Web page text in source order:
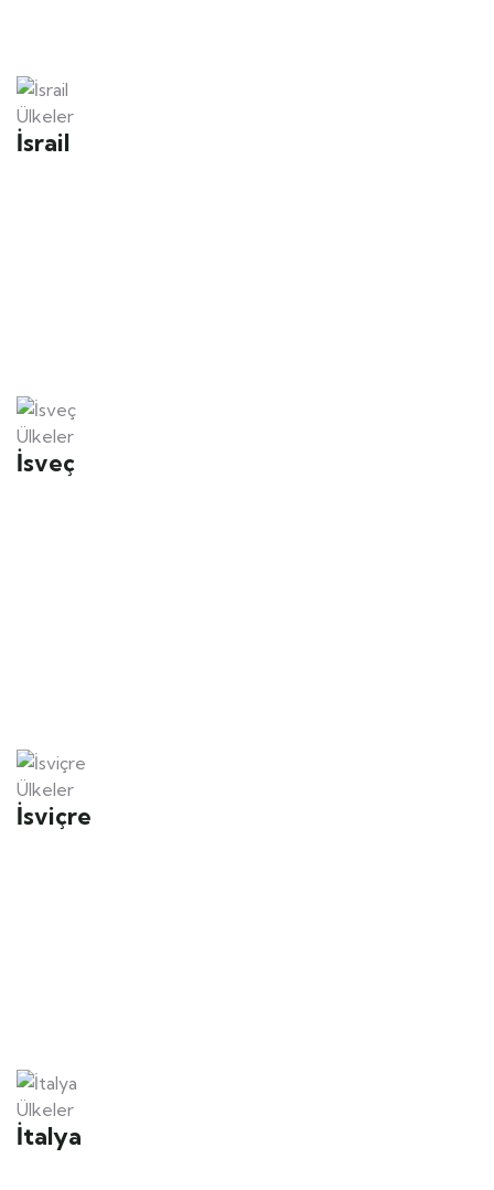
Ülkeler
İsrail
Ülkeler
İsveç
Ülkeler
İsviçre
Ülkeler
İtalya